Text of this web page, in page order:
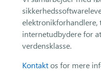
elektronikforhandlere,
internetudbydere for
verdensklasse.
Kontaktos for mere